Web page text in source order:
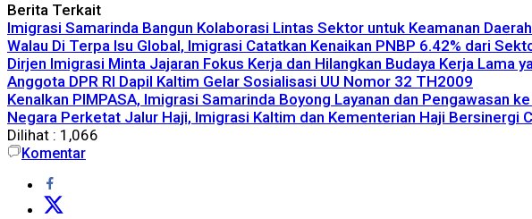
Berita Terkait
Imigrasi Samarinda Bangun Kolaborasi Lintas Sektor untuk Keamanan
Walau Di Terpa Isu Global, Imigrasi Catatkan Kenaikan PNBP 6.42% dari
Dirjen Imigrasi Minta Jajaran Fokus Kerja dan Hilangkan Budaya Kerja Lama
Anggota DPR RI Dapil Kaltim Gelar Sosialisasi UU Nomor 32 TH2009
Kenalkan PIMPASA, Imigrasi Samarinda Boyong Layanan dan Pengawasan
Negara Perketat Jalur Haji, Imigrasi Kaltim dan Kementerian Haji Bersinergi
Dilihat : 1,066
Komentar